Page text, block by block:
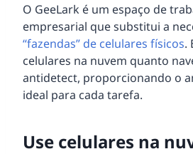
O GeeLark é um espaço de
empresarial que substitui a
“fazendas” de celulares físicos.
celulares na nuvem quanto
antidetect, proporcionando o
ideal para cada tarefa.
Use celulares na